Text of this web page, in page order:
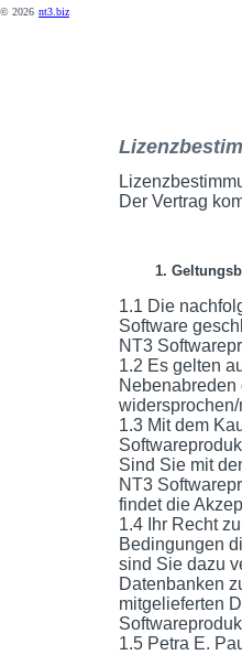
© 2026 nt3.biz
Der Vertrag
1.
1.1 Die
Software
NT3
1.2 Es gelten
1.3 Mit dem
Sind Sie mit
NT3
findet die
1.4 Ihr Recht
Bedingungen
sind Sie dazu
Datenbanken
mitgelieferten
1.5 Petra E.